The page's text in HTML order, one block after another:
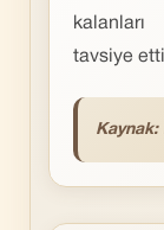
tavsiye
Kaynak: